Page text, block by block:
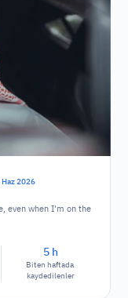
Haz 2026
even when I'm on the
5 h
Biten haftada
kaydedilenler